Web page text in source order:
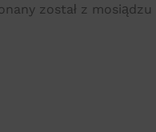
został z mosiądzu